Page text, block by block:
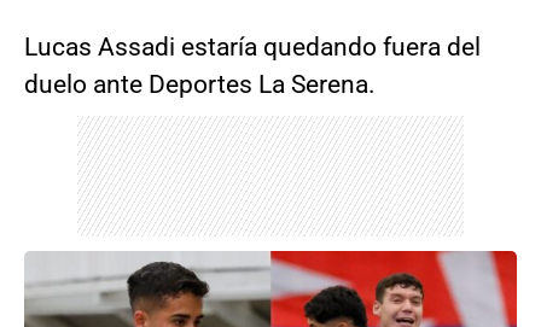
Lucas Assadi estaría quedando fuera del
duelo ante Deportes La Serena.